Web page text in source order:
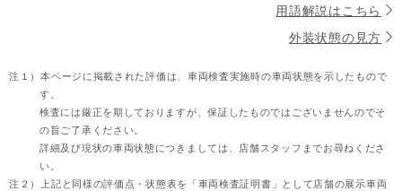
用語解説はこちら
外装状態の見方
注１）本ページに掲載された評価は、車両検査実施時の車両状態を示したもので
す。
検査には厳正を期しておりますが、保証したものではございませんのでそ
の旨ご了承ください。
詳細及び現状の車両状態につきましては、店舗スタッフまでお尋ねくださ
い。
注２）
上記と同様の評価点・状態表を「車両検査証明書」として店舗の展示車両